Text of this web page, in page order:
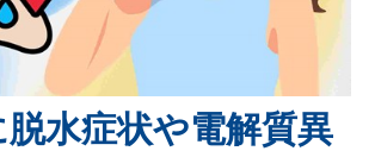
水症状や電解質異